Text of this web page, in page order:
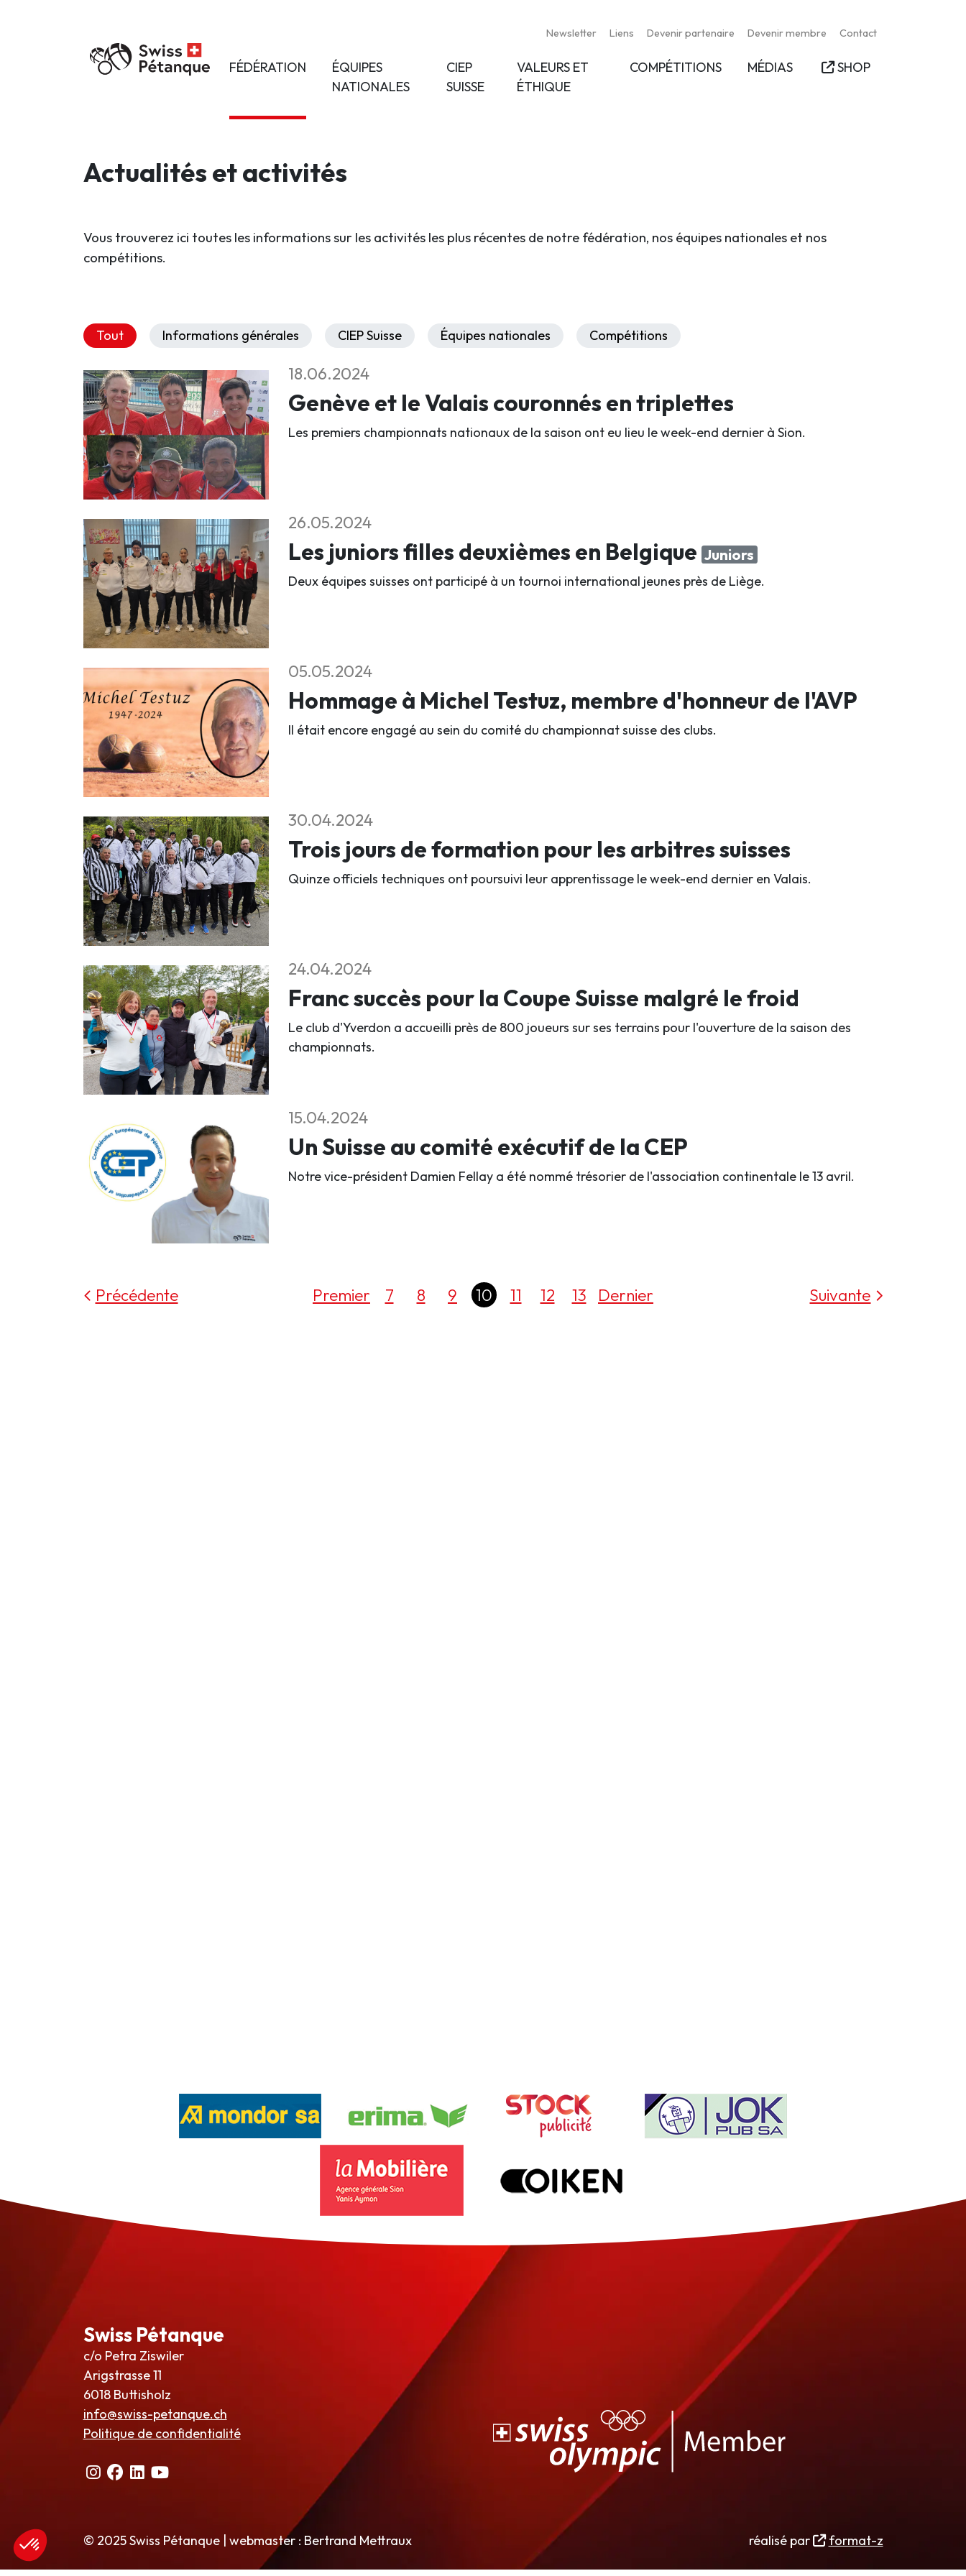
Newsletter Liens Devenir partenaire Devenir membre Contact
FÉDÉRATION
ÉQUIPES
NATIONALES
CIEP
SUISSE
VALEURS ET
ÉTHIQUE
COMPÉTITIONS MÉDIAS SHOP
Actualités et activités
Vous trouverez ici toutes les informations sur les activités les plus récentes de notre fédération, nos équipes nationales et nos
compétitions.
Tout Informations générales CIEP Suisse Équipes nationales Compétitions
18.06.2024
Genève et le Valais couronnés en triplettes
Les premiers championnats nationaux de la saison ont eu lieu le week-end dernier à Sion.
26.05.2024
Les juniors filles deuxièmes en Belgique Juniors
Deux équipes suisses ont participé à un tournoi international jeunes près de Liège.
05.05.2024
Hommage à Michel Testuz, membre d'honneur de l'AVP
Il était encore engagé au sein du comité du championnat suisse des clubs.
30.04.2024
Trois jours de formation pour les arbitres suisses
Quinze officiels techniques ont poursuivi leur apprentissage le week-end dernier en Valais.
24.04.2024
Franc succès pour la Coupe Suisse malgré le froid
Le club d'Yverdon a accueilli près de 800 joueurs sur ses terrains pour l'ouverture de la saison des
championnats.
15.04.2024
Un Suisse au comité exécutif de la CEP
Notre vice-président Damien Fellay a été nommé trésorier de l'association continentale le 13 avril.
Précédente Premier 7 8 9 10 11 12 13 Dernier Suivante
Swiss Pétanque
c/o Petra Ziswiler
Arigstrasse 11
6018 Buttisholz
info@swiss-petanque.ch
Politique de confidentialité
© 2025 Swiss Pétanque | webmaster : Bertrand Mettraux réalisé par format-z